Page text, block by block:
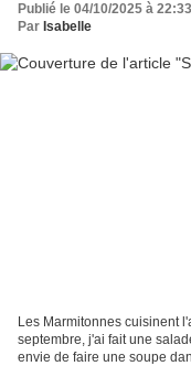
Publié le 04/10/2025 à 22:33
Par Isabelle
Les Marmitonnes cuisinent
septembre, j'ai fait une
envie de faire une soupe